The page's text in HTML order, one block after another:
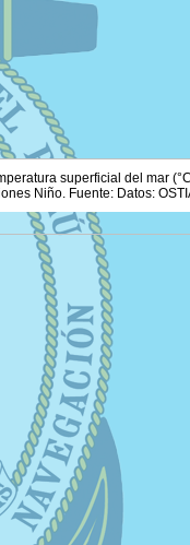
superficial del mar
Niño. Fuente: Datos: